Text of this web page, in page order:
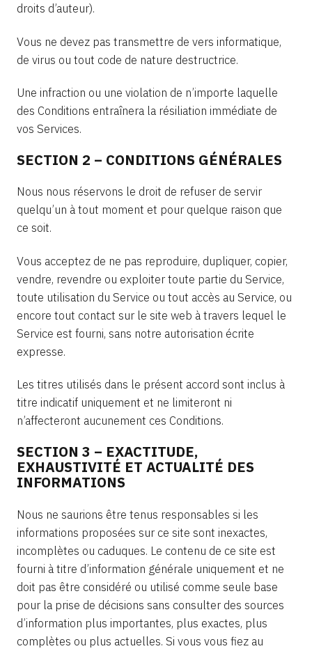
droits d’auteur).
Vous ne devez pas transmettre de vers informatique,
de virus ou tout code de nature destructrice.
Une infraction ou une violation de n’importe laquelle
des Conditions entraînera la résiliation immédiate de
vos Services.
SECTION 2 – CONDITIONS GÉNÉRALES
Nous nous réservons le droit de refuser de servir
quelqu’un à tout moment et pour quelque raison que
ce soit.
Vous acceptez de ne pas reproduire, dupliquer, copier,
vendre, revendre ou exploiter toute partie du Service,
toute utilisation du Service ou tout accès au Service, ou
encore tout contact sur le site web à travers lequel le
Service est fourni, sans notre autorisation écrite
expresse.
Les titres utilisés dans le présent accord sont inclus à
titre indicatif uniquement et ne limiteront ni
n’affecteront aucunement ces Conditions.
SECTION 3 – EXACTITUDE,
EXHAUSTIVITÉ ET ACTUALITÉ DES
INFORMATIONS
Nous ne saurions être tenus responsables si les
informations proposées sur ce site sont inexactes,
incomplètes ou caduques. Le contenu de ce site est
fourni à titre d’information générale uniquement et ne
doit pas être considéré ou utilisé comme seule base
pour la prise de décisions sans consulter des sources
d’information plus importantes, plus exactes, plus
complètes ou plus actuelles. Si vous vous fiez au